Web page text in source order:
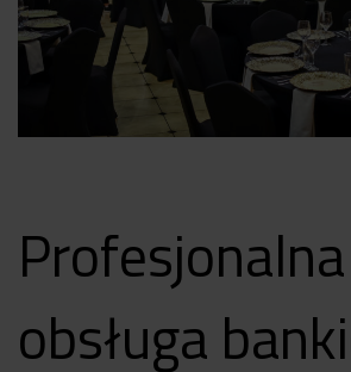
Profesjonalna
obsługa